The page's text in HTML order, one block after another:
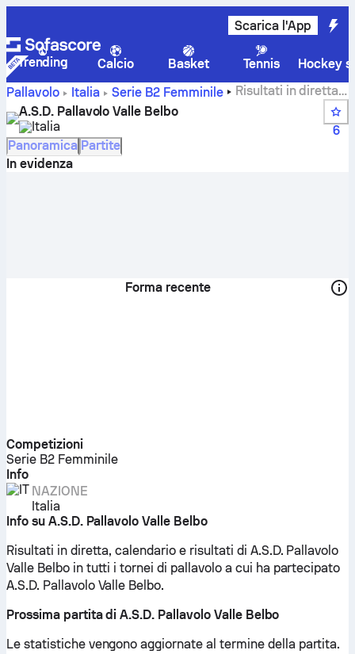
Scarica l'App
Trending Calcio Basket Tennis
Hockey
Pallavolo
Italia Serie B2 Femminile
Risultati in diretta,
calendario, partite e classifiche di A.S.D. Pallavolo Valle
Belbo
A.S.D. Pallavolo Valle Belbo
Italia
6
Panoramica Partite
In evidenza
Forma recente
Competizioni
Serie B2 Femminile
Info
NAZIONE
Italia
Info su A.S.D. Pallavolo Valle Belbo
Risultati in diretta, calendario e risultati di A.S.D. Pallavolo
Valle Belbo in tutti i tornei di pallavolo a cui ha partecipato
A.S.D. Pallavolo Valle Belbo.
Prossima partita di A.S.D. Pallavolo Valle Belbo
Le statistiche vengono aggiornate al termine della partita.